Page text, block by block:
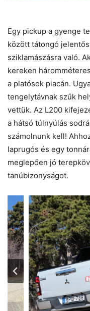
Egy pickup a gyenge
között tátongó
sziklamászásra való.
kereken
a platósok piacán.
tengelytávnak szűk
vettük. Az L200
a hátsó túlnyúlás
számolnunk kell!
laprugós és egy
meglepően jó
tanúbizonyságot.